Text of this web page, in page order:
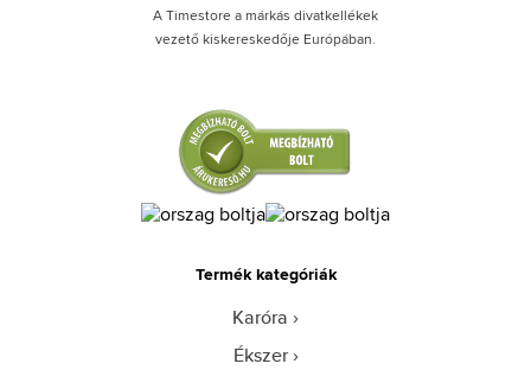
A Timestore a márkás divatkellékek
vezető kiskereskedője Európában.
Termék kategóriák
Karóra
Ékszer